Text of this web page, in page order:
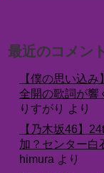
最近のコメント
【僕の思い込
全開の歌詞が響
りすがり より
【乃木坂46】
加？センター白
himura より